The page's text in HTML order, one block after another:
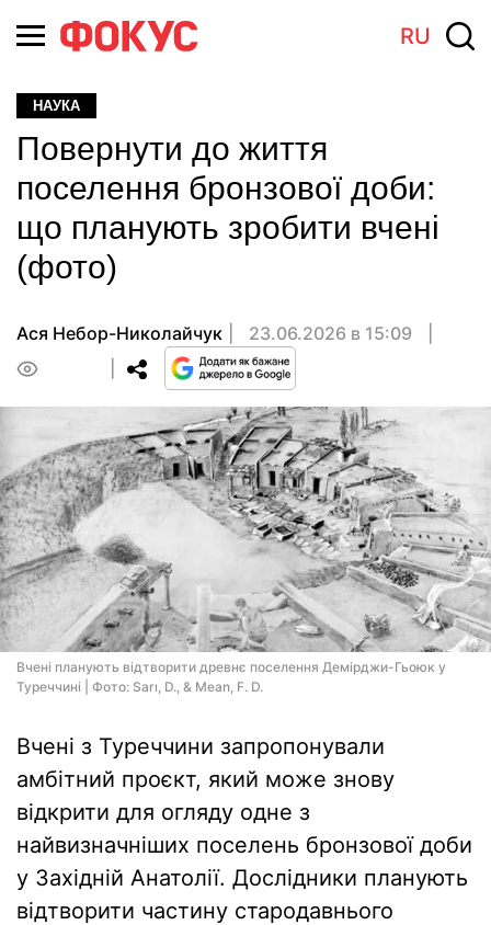
RU
НАУКА
Повернути до життя
поселення бронзової доби:
що планують зробити вчені
(фото)
Ася Небор-Николайчук
23.06.2026 в 15:09
Вчені планують відтворити древнє поселення Демірджи-Гьоюк у
Туреччині | Фото: Sarı, D., & Mean, F. D.
Вчені з Туреччини запропонували
амбітний проєкт, який може знову
відкрити для огляду одне з
найвизначніших поселень бронзової доби
у Західній Анатолії. Дослідники планують
відтворити частину стародавнього